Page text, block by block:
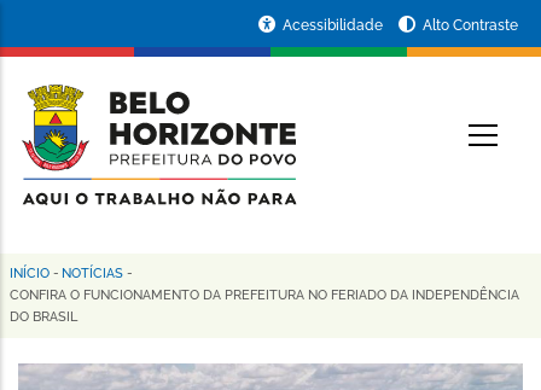
conteúdo
principal
da
Prefeitura
de
Horizonte
Acessibilidade Alto Contraste
Trilha
de
navegação
INÍCIO - NOTÍCIAS -
CONFIRA O FUNCIONAMENTO DA PREFEITURA NO FERIADO DA INDEPENDÊNCIA
DO BRASIL